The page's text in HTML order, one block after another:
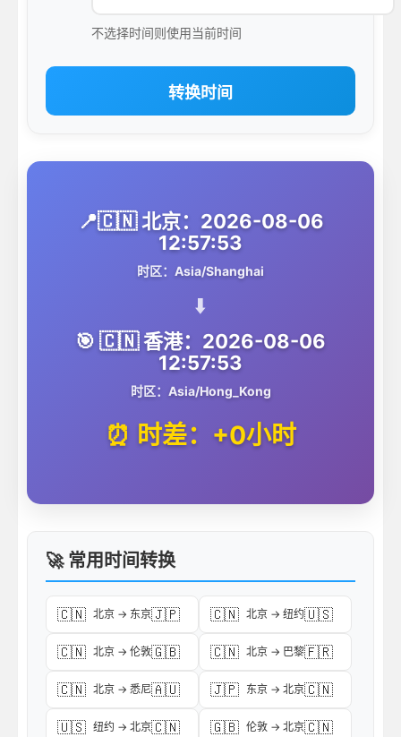
不选择时间则使用当前时间
转换时间
📍🇨🇳 北京：2026-08-06
12:57:53
时区：Asia/Shanghai
⬇️
🎯 🇨🇳 香港：2026-08-06
12:57:53
时区：Asia/Hong_Kong
⏰ 时差：+0小时
🚀 常用时间转换
🇨🇳 北京 → 东京🇯🇵 🇨🇳 北京 → 纽约🇺🇸
🇨🇳 北京 → 伦敦🇬🇧 🇨🇳 北京 → 巴黎🇫🇷
🇨🇳 北京 → 悉尼🇦🇺 🇯🇵 东京 → 北京🇨🇳
🇺🇸 纽约 → 北京🇨🇳 🇬🇧 伦敦 → 北京🇨🇳